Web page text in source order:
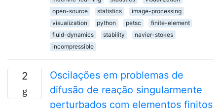
open-source
statistics
image-processing
visualization
python petsc
finite-element
fluid-dynamics
stability
navier-stokes
incompressible
2
Oscilações em problemas de
difusão de reação singularmente
perturbados com elementos finitos